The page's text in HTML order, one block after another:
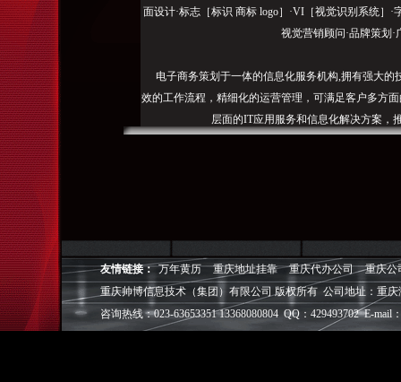
面设计·标志［标识 商标 logo］·VI［视觉识别系统］·
视觉营销顾问·品牌策划
电子商务策划于一体的信息化服务机构,拥有强大的
效的工作流程，精细化的运营管理，可满足客户多方
层面的IT应用服务和信息化解决方案，
◎帅博——网络营销
◎帅博——专业的团队
◎帅博——让网站突显
友情链接： 万年黄历 重庆地址挂靠 重庆代办公司
重庆公
重庆帅博信息技术（集团）有限公司 版权所有 公司地址：重
咨询热线：023-63653351 13368080804 QQ：429493702 E-mail